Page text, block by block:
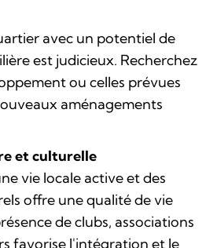
avec un potentiel de
est judicieux. Recherchez
ou celles prévues
aménagements
et culturelle
vie locale active et des
offre une qualité de vie
de clubs, associations
favorise l'intégration et le